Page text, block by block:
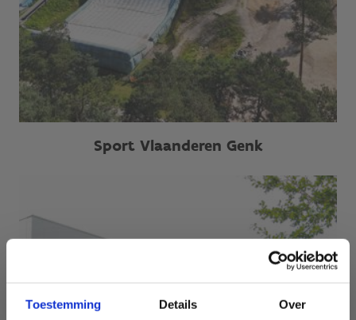
Toestemming Details Over
Sport Vlaanderen Genk